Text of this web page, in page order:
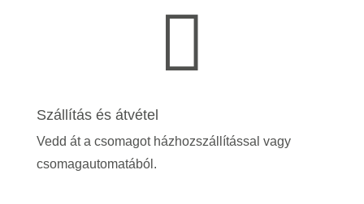

Szállítás és átvétel
Vedd át a csomagot házhozszállítással vagy
csomagautomatából.